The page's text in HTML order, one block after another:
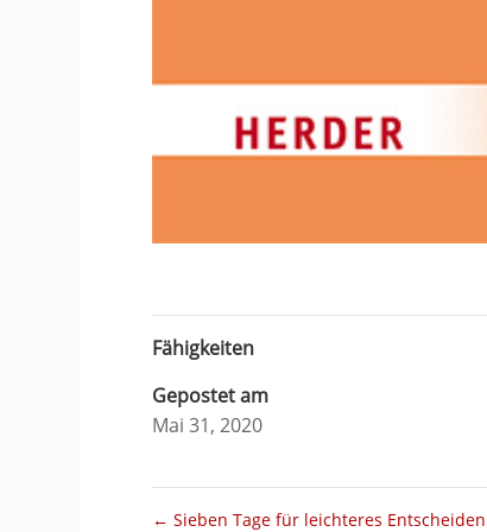
Fähigkeiten
Gepostet am
Mai 31, 2020
← Sieben Tage für leichteres Entscheiden